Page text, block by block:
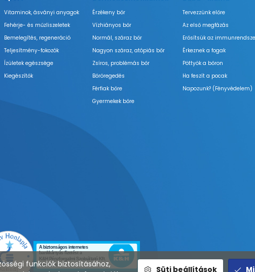
Vitaminok, ásványi anyagok
Fehérje- és műzliszeletek
Bemelegítés, regeneráció
Teljesítmény-fokozók
Ízületek egészsége
Kiegészítők
Érzékeny bőr
Vízhiányos bőr
Normál, száraz bőr
Nagyon száraz, atópiás bőr
Zsíros, problémás bőr
Bőröregedés
Férfiak bőre
Gyermekek bőre
Tervezzünk előre
Az első megfázás
Erősítsük az
Érkeznek a fogak
Pöttyök a bőron
Ha feszít a pocak
Napozunk? (Fényvédelem)
Süti beállítások
funkciók biztosításához,